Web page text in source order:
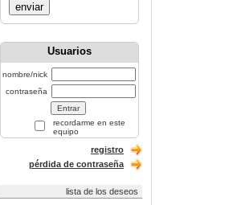
enviar
Usuarios
nombre/nick
contraseña
recordarme en este
equipo
registro
pérdida de contraseña
lista de los deseos